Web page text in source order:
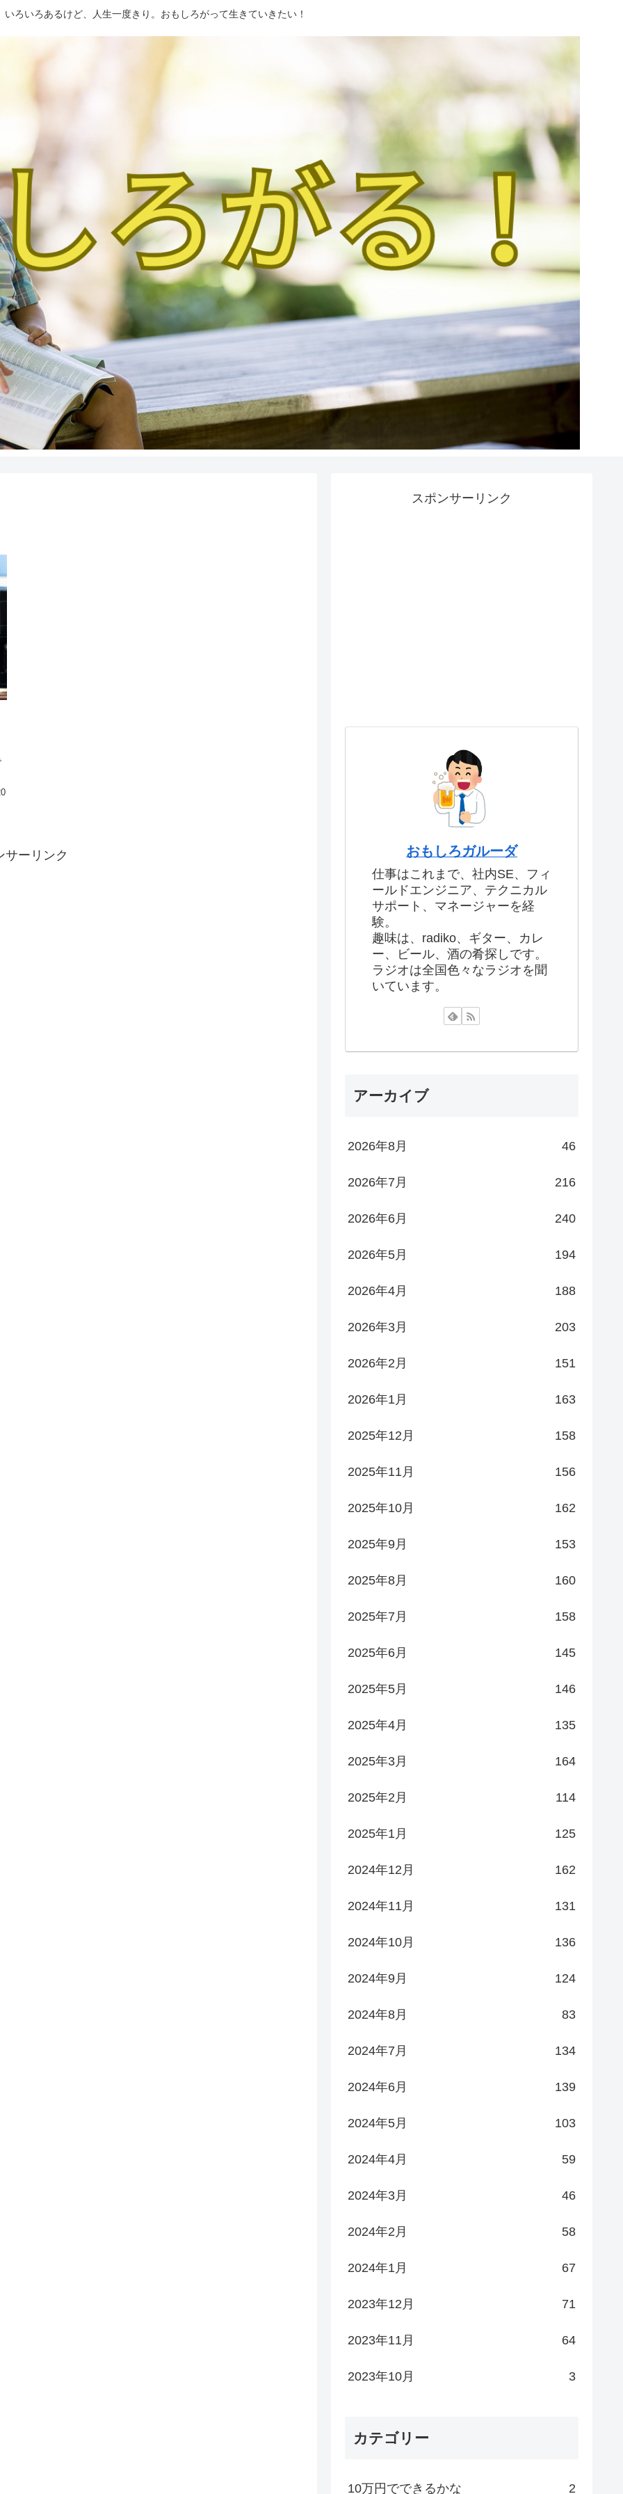
いろいろあるけど、人生一度きり。おもしろがって生きていきたい！
サーリンク
スポンサーリンク
おもしろガルーダ
仕事はこれまで、社内SE、フィ
ールドエンジニア、テクニカル
サポート、マネージャーを経
験。
趣味は、radiko、ギター、カレ
ー、ビール、酒の肴探しです。
ラジオは全国色々なラジオを聞
いています。
アーカイブ
2026年8月 46
2026年7月 216
2026年6月 240
2026年5月 194
2026年4月 188
2026年3月 203
2026年2月 151
2026年1月 163
2025年12月 158
2025年11月 156
2025年10月 162
2025年9月 153
2025年8月 160
2025年7月 158
2025年6月 145
2025年5月 146
2025年4月 135
2025年3月 164
2025年2月 114
2025年1月 125
2024年12月 162
2024年11月 131
2024年10月 136
2024年9月 124
2024年8月 83
2024年7月 134
2024年6月 139
2024年5月 103
2024年4月 59
2024年3月 46
2024年2月 58
2024年1月 67
2023年12月 71
2023年11月 64
2023年10月 3
カテゴリー
10万円でできるかな 2